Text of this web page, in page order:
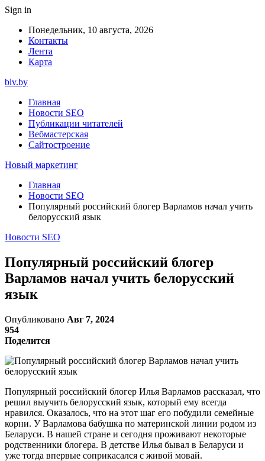
Sign in
Понедельник, 10 августа, 2026
Контакты
Лента
Карта
blv.by
Главная
Новости SEO
Публикации читателей
Вебмастерская
Сайтостроение
Новый маркетинг
Главная
Новости SEO
Популярный российский блогер Варламов начал учить
белорусский язык
Новости SEO
Популярный российский блогер
Варламов начал учить белорусский
язык
Опубликовано Авг 7, 2024
954
Поделится
Популярный российский блогер Илья Варламов рассказал, что
решил выучить белорусский язык, который ему всегда
нравился. Оказалось, что на этот шаг его побудили семейные
корни. У Варламова бабушка по материнской линии родом из
Беларуси. В нашей стране и сегодня проживают некоторые
родственники блогера. В детстве Илья бывал в Беларуси и
уже тогда впервые соприкасался с живой мовай.